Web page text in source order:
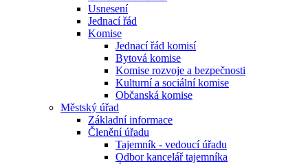
Usnesení
Jednací řád
Komise
Jednací řád komisí
Bytová komise
Komise rozvoje a bezpečnosti
Kulturní a sociální komise
Občanská komise
Městský úřad
Základní informace
Členění úřadu
Tajemník - vedoucí úřadu
Odbor kancelář tajemníka